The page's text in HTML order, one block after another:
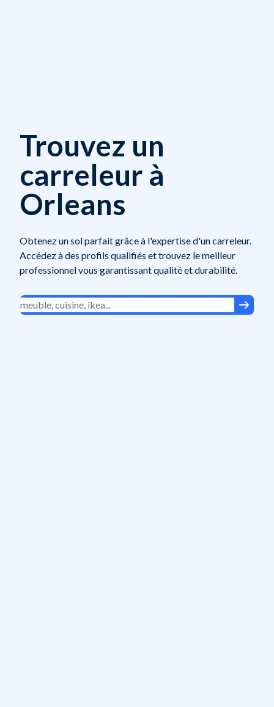
Trouvez un
carreleur à
Orleans
Obtenez un sol parfait grâce à l'expertise d'un carreleur.
Accédez à des profils qualifiés et trouvez le meilleur
professionnel vous garantissant qualité et durabilité.